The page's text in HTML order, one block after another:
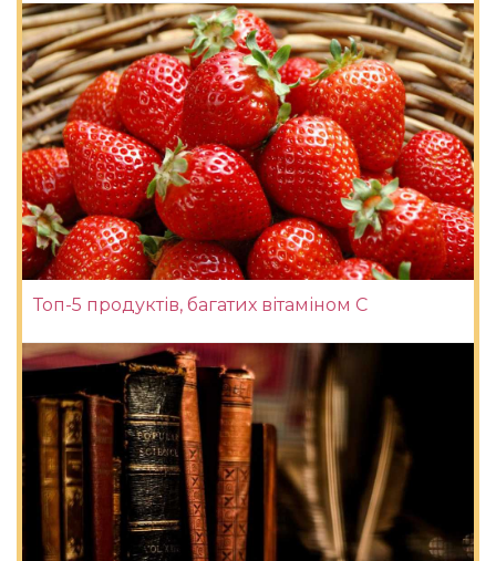
Топ-5 продуктів, багатих вітаміном С